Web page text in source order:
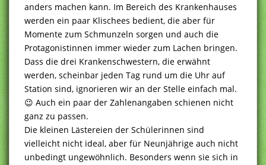
anders machen kann. Im Bereich des Krankenhauses
werden ein paar Klischees bedient, die aber für
Momente zum Schmunzeln sorgen und auch die
Protagonistinnen immer wieder zum Lachen bringen.
Dass die drei Krankenschwestern, die erwähnt
werden, scheinbar jeden Tag rund um die Uhr auf
Station sind, ignorieren wir an der Stelle einfach mal.
😉 Auch ein paar der Zahlenangaben schienen nicht
ganz zu passen.
Die kleinen Lästereien der Schülerinnen sind
vielleicht nicht ideal, aber für Neunjährige auch nicht
unbedingt ungewöhnlich. Besonders wenn sie sich in